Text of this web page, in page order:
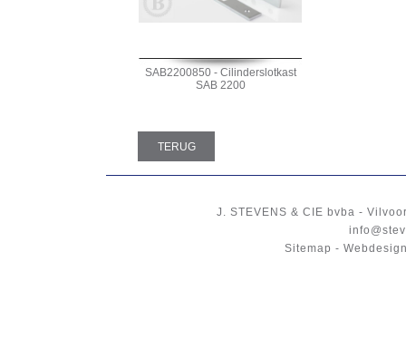
SAB2200850 - Cilinderslotkast
SAB 2200
TERUG
J. STEVENS & CIE bvba -
Sitemap -